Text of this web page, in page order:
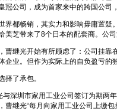
冠公司，成为首家来中的跨国公司
都畅销，其实力和影响毋庸置疑
美芝带来了8个日本的配套商。公
继光开始有所顾虑了：公司挂靠
企业。但作为实际上的自负盈亏的
了承包。
圳市家用工业公司签订为期两年
曹继光“每月向家用工业公司上缴